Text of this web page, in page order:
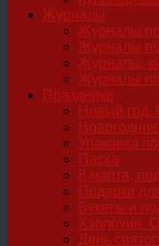
Журналы
Журналы
Журналы
Журналы,
Журналы
Праздники
Новый год,
Упаковка
Пасха
8 марта,
Подарки
Букеты и
Хэллоуин.
День